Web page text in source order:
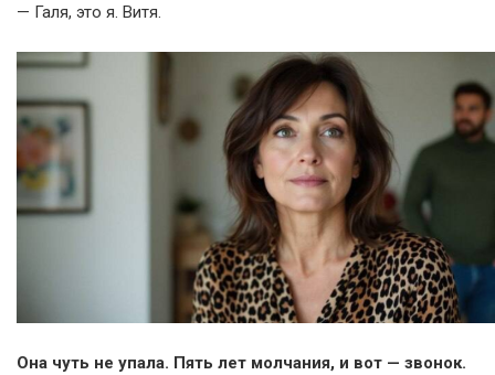
— Галя, это я. Витя.
Она чуть не упала. Пять лет молчания, и вот — звонок.